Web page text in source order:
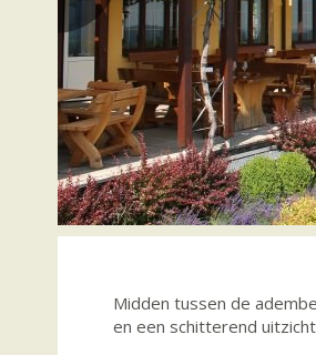
Midden tussen de
en een schitterend